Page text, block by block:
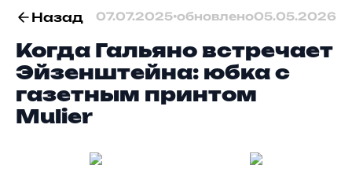
Назад 07.07.2025•обновлено05.05.2026
Когда Гальяно встречает
Эйзенштейна: юбка с
газетным принтом
Mulier